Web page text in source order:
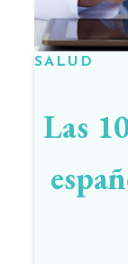
SALUD
Las